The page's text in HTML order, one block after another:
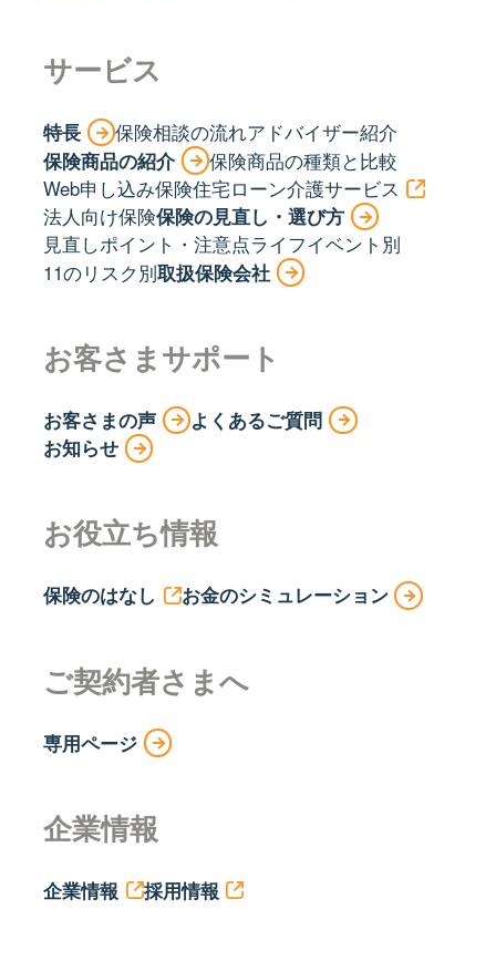
サービス
特長 保険相談の流れアドバイザー紹介
保険商品の紹介
保険商品の種類と比較
Web申し込み保険住宅ローン介護サービス
法人向け保険保険の見直し・選び方
見直しポイント・注意点ライフイベント別
11のリスク別取扱保険会社
お客さまサポート
お客さまの声
よくあるご質問
お知らせ
お役立ち情報
保険のはなし お金のシミュレーション
ご契約者さまへ
専用ページ
企業情報
企業情報 採用情報